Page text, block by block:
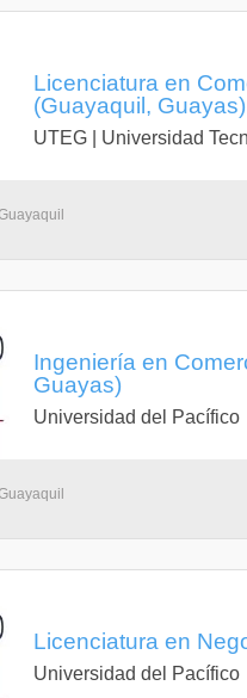
Licenciatura en
(Guayaquil, Guayas)
UTEG | Universidad
Ingeniería en
Guayas)
Universidad del Pacífico
Licenciatura en
Universidad del Pacífico